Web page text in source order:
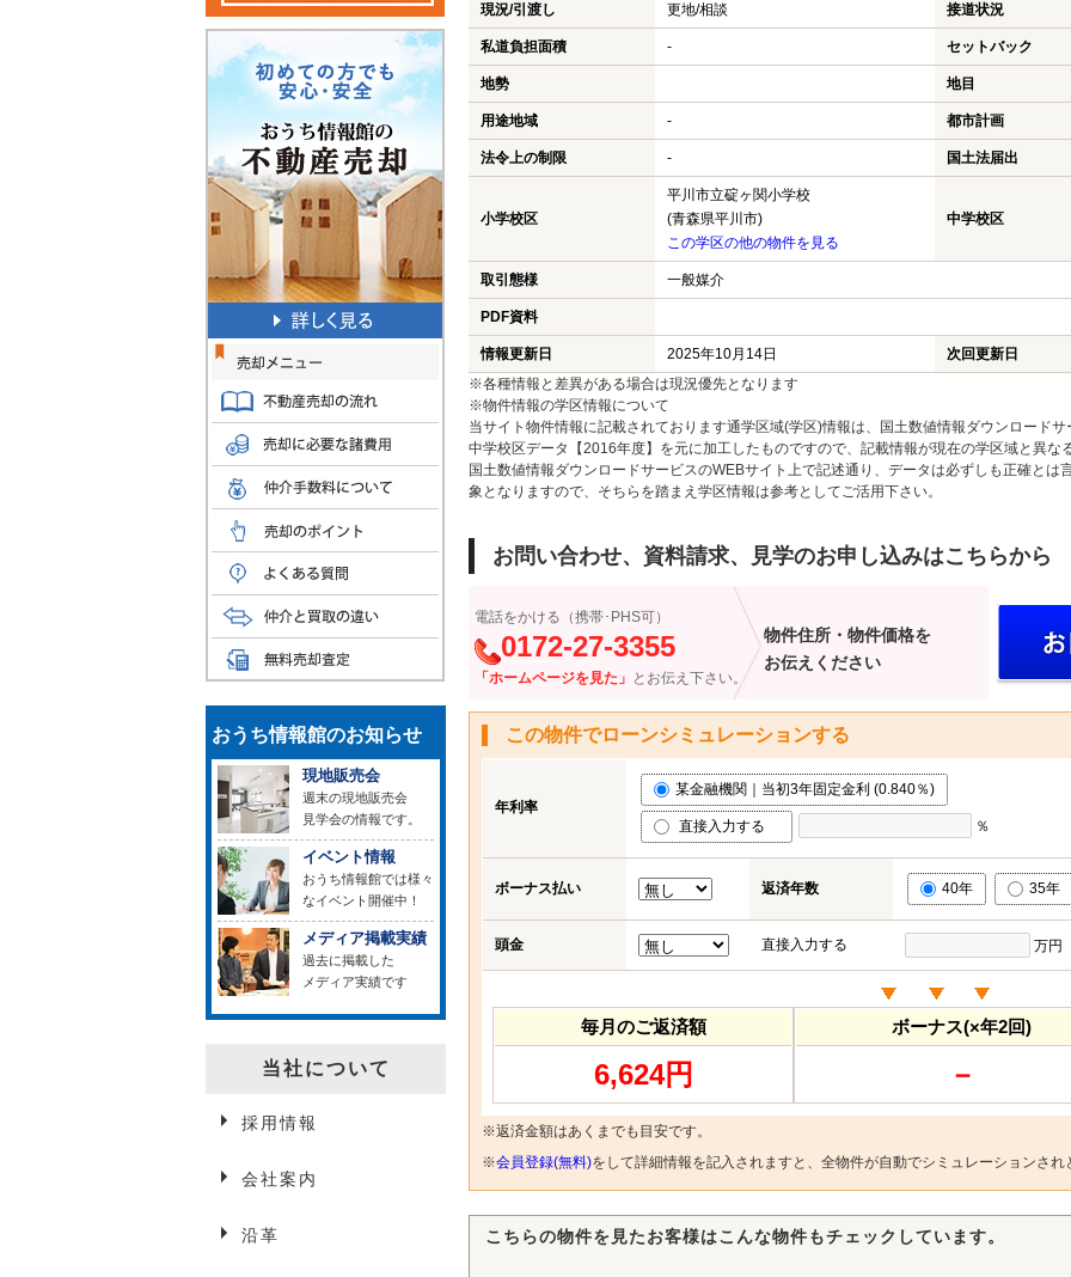
現況/引渡し 更地/相談 接道状況
私道負担面積 - セットバック
地勢 地目
用途地域 - 都市計画
法令上の制限 - 国土法届出
小学校区
平川市立碇ヶ関小学校
(青森県平川市)
この学区の他の物件を見る
中学校区
取引態様 一般媒介
PDF資料
情報更新日 2025年10月14日
次回更新日
※各種情報と差異がある場合は現況優先となります
※物件情報の学区情報について
当サイト物件情報に記載されております通学区域(学区)情報は、国土数値情報ダウンロード
中学校区データ【2016年度】を元に加工したものですので、記載情報が現在の学区域と異な
国土数値情報ダウンロードサービスのWEBサイト上で記述通り、データは必ずしも正確と
象となりますので、そちらを踏まえ学区情報は参考としてご活用下さい。
お問い合わせ、資料請求、見学のお申し込みはこちらから
電話をかける（携帯･PHS可）
0172-27-3355
「ホームページを見た」 とお伝え下さい。
物件住所・物件価格を
お伝えください
この物件でローンシミュレーションする
年利率
某金融機関｜当初3年固定金利 (0.840％)
直接入力する ％
ボーナス払い 返済年数 40年 35年
頭金 直接入力する 万円
毎月のご返済額
6,624円
ボーナス(×年2回)
－
※返済金額はあくまでも目安です。
※会員登録(無料)をして詳細情報を記入されますと、全物件が自動でシミュレーションさ
こちらの物件を見たお客様はこんな物件もチェックしています。
おうち情報館のお知らせ
現地販売会
週末の現地販売会
見学会の情報です。
イベント情報
おうち情報館では様々
なイベント開催中！
メディア掲載実績
過去に掲載した
メディア実績です
当社について
採用情報
会社案内
沿革